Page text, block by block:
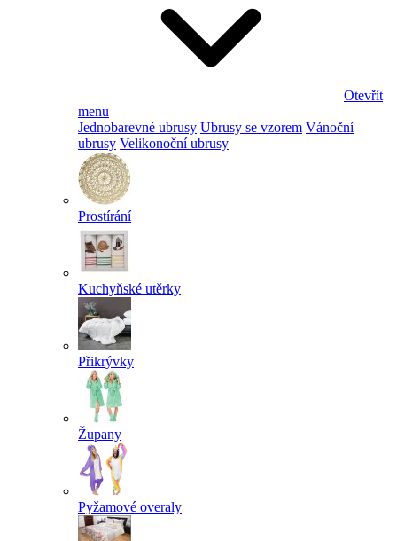
Otevřít
menu
Jednobarevné ubrusy Ubrusy se vzorem Vánoční
ubrusy Velikonoční ubrusy
Prostírání
Kuchyňské utěrky
Přikrývky
Župany
Pyžamové overaly